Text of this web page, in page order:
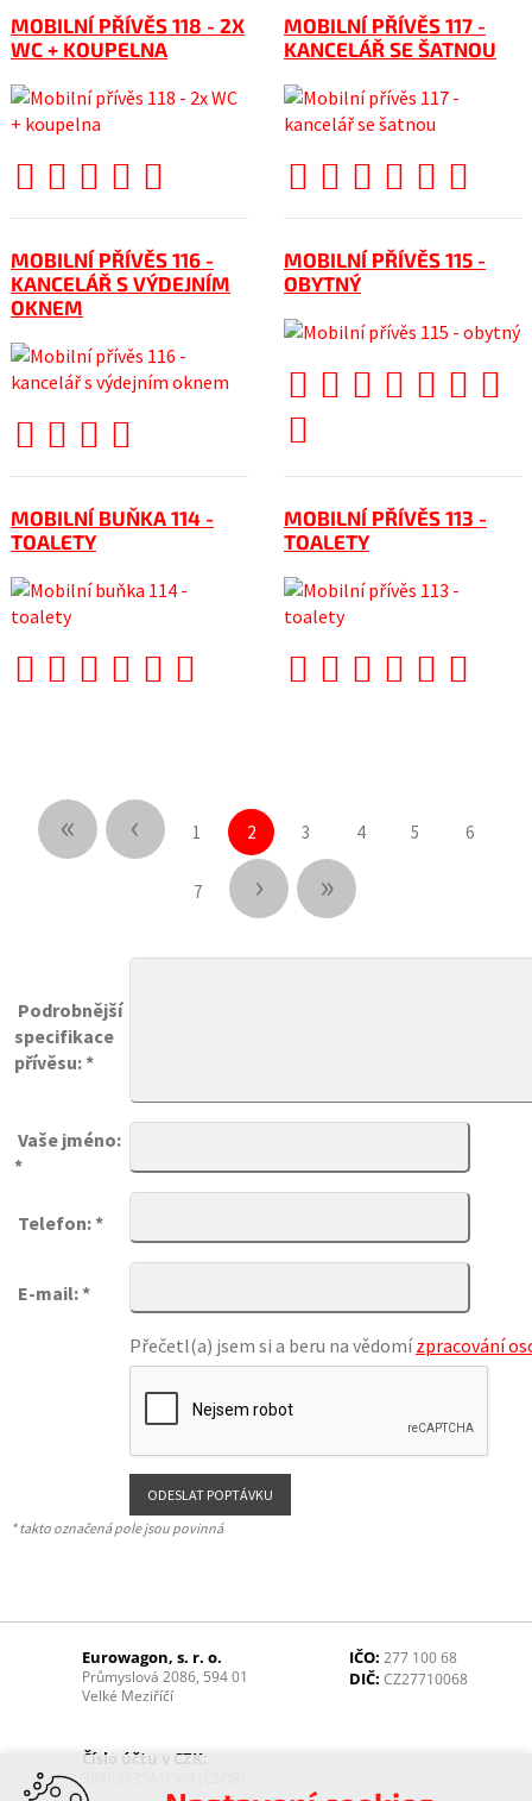
MOBILNÍ PŘÍVĚS 118 - 2X
WC + KOUPELNA
MOBILNÍ PŘÍVĚS 117 -
KANCELÁŘ SE ŠATNOU
MOBILNÍ PŘÍVĚS 116 -
KANCELÁŘ S VÝDEJNÍM
OKNEM
MOBILNÍ PŘÍVĚS 115 -
OBYTNÝ
MOBILNÍ BUŇKA 114 -
TOALETY
MOBILNÍ PŘÍVĚS 113 -
TOALETY
« ‹ 1 2 3 4 5 6
7 › »
Podrobnější
specifikace
přívěsu: *
Vaše jméno:
*
Telefon: *
E-mail: *
Přečetl(a) jsem si a beru na vědomízpracování
* takto označená pole jsou povinná
Eurowagon, s. r. o.
Průmyslová 2086, 594 01
Velké Meziříčí
IČO: 277 100 68
DIČ: CZ27710068
Číslo účtu v CZK: